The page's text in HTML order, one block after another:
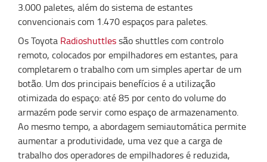
3.000 paletes, além do sistema de estantes
convencionais com 1.470 espaços para paletes.
Os Toyota Radioshuttlessão shuttles com controlo
remoto, colocados por empilhadores em estantes, para
completarem o trabalho com um simples apertar de um
botão. Um dos principais benefícios é a utilização
otimizada do espaço: até 85 por cento do volume do
armazém pode servir como espaço de armazenamento.
Ao mesmo tempo, a abordagem semiautomática permite
aumentar a produtividade, uma vez que a carga de
trabalho dos operadores de empilhadores é reduzida,